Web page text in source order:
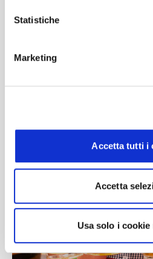
Statistiche
Marketing
Accetta tutti i
Accetta
Usa solo i cookie